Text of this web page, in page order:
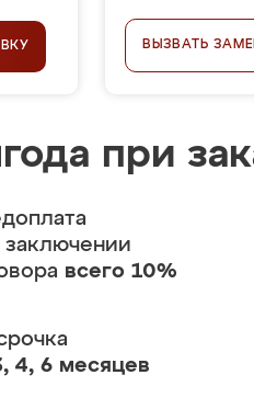
ВЫЗВАТЬ
при
заключении
всего 10%
4, 6 месяцев